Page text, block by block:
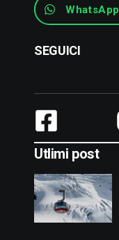
WhatsApp
SEGUICI
Utlimi post